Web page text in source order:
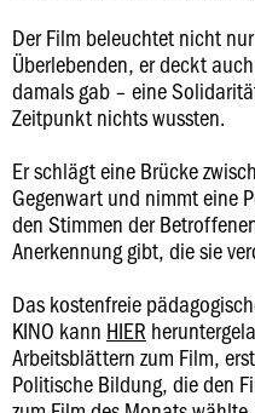
Der Film beleuchtet nicht
Überlebenden, er deckt
damals gab – eine
Zeitpunkt nichts wussten.
Er schlägt eine Brücke
Gegenwart und nimmt eine
den Stimmen der
Anerkennung gibt, die sie
Das kostenfreie
KINO kann HIER
Arbeitsblättern zum Film,
Politische Bildung, die den